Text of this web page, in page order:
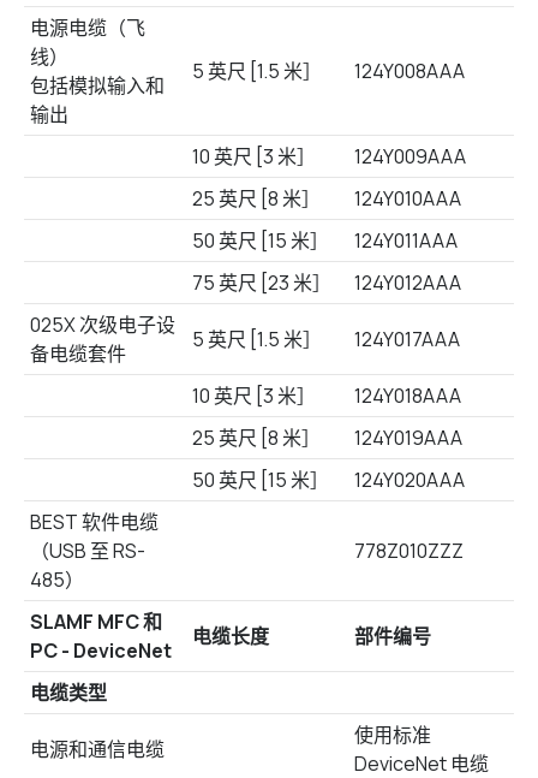
电源电缆（飞
线）
包括模拟输入和
输出
5 英尺 [1.5 米］ 124Y008AAA
10 英尺 [3 米］
124Y009AAA
25 英尺 [8 米］
124Y010AAA
50 英尺 [15 米］
124Y011AAA
75 英尺 [23 米］
124Y012AAA
025X 次级电子设
备电缆套件
5 英尺 [1.5 米］ 124Y017AAA
10 英尺 [3 米］
124Y018AAA
25 英尺 [8 米］
124Y019AAA
50 英尺 [15 米］
124Y020AAA
BEST 软件电缆
（USB 至 RS-
485）
778Z010ZZZ
SLAMF MFC 和
PC - DeviceNet
电缆长度 部件编号
电缆类型
电源和通信电缆
使用标准
DeviceNet 电缆